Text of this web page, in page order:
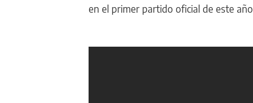
en el primer partido oficial de este año.